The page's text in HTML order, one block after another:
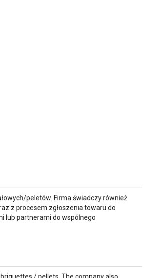
peletów. Firma świadczy również
z procesem zgłoszenia towaru do
lub partnerami do wspólnego